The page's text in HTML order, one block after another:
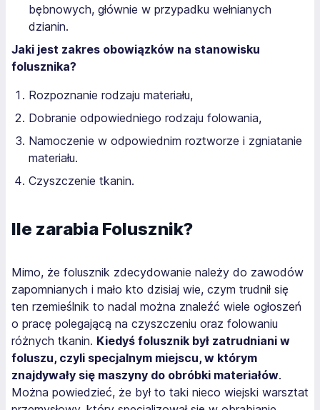
bębnowych, głównie w przypadku wełnianych
dzianin.
Jaki jest zakres obowiązków na stanowisku
folusznika?
Rozpoznanie rodzaju materiału,
Dobranie odpowiedniego rodzaju folowania,
Namoczenie w odpowiednim roztworze i zgniatanie
materiału.
Czyszczenie tkanin.
Ile zarabia Folusznik?
Mimo, że folusznik zdecydowanie należy do zawodów
zapomnianych i mało kto dzisiaj wie, czym trudnił się
ten rzemieślnik to nadal można znaleźć wiele ogłoszeń
o pracę polegającą na czyszczeniu oraz folowaniu
różnych tkanin. Kiedyś folusznik był zatrudniani w
foluszu, czyli specjalnym miejscu, w którym
znajdywały się maszyny do obróbki materiałów.
Można powiedzieć, że był to taki nieco wiejski warsztat